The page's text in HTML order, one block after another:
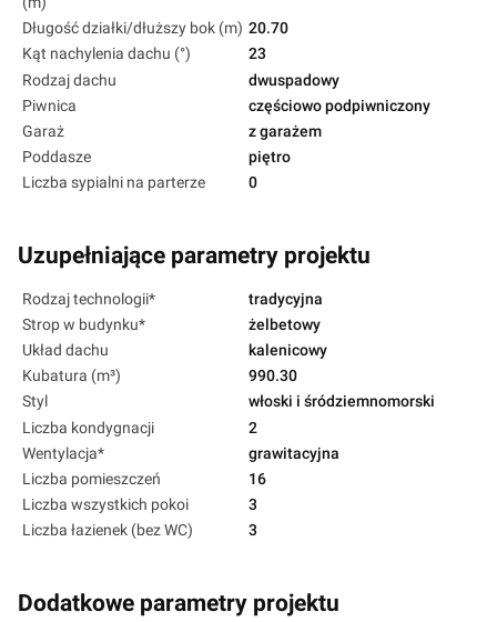
Długość działki/dłuższy bok (m) 20.70
Kąt nachylenia dachu (°)
23
Rodzaj dachu
dwuspadowy
Piwnica
częściowo podpiwniczony
Garaż
z garażem
Poddasze
piętro
Liczba sypialni na parterze
0
Uzupełniające parametry projektu
Rodzaj technologii*
tradycyjna
Strop w budynku*
żelbetowy
Układ dachu
kalenicowy
Kubatura (m³)
990.30
Styl
włoski i śródziemnomorski
Liczba kondygnacji
2
Wentylacja*
grawitacyjna
Liczba pomieszczeń
16
Liczba wszystkich pokoi
3
Liczba łazienek (bez WC)
3
Dodatkowe parametry projektu